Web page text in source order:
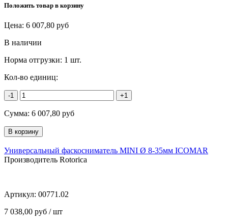
Положить товар в корзину
Цена: 6 007,80 руб
В наличии
Норма отгрузки: 1 шт.
Кол-во единиц:
-1 +1
Сумма: 6 007,80 руб
Универсальный фаскосниматель MINI Ø 8-35мм ICOMAR
Производитель Rotorica
Артикул: 00771.02
7 038,00 руб / шт